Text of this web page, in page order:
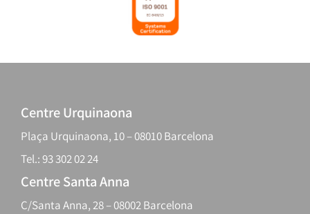
Centre Urquinaona
Plaça Urquinaona, 10 – 08010 Barcelona
Tel.: 93 302 02 24
Centre Santa Anna
C/Santa Anna, 28 – 08002 Barcelona